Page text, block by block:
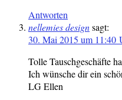
Antworten
nellemies designsagt:
30. Mai 2015 um 11:40
Tolle Tauschgeschäfte
Ich wünsche dir ein
LG Ellen